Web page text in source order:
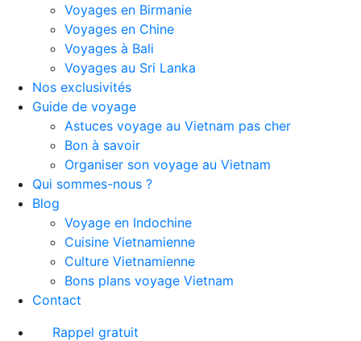
Voyages en Birmanie
Voyages en Chine
Voyages à Bali
Voyages au Sri Lanka
Nos exclusivités
Guide de voyage
Astuces voyage au Vietnam pas cher
Bon à savoir
Organiser son voyage au Vietnam
Qui sommes-nous ?
Blog
Voyage en Indochine
Cuisine Vietnamienne
Culture Vietnamienne
Bons plans voyage Vietnam
Contact
Rappel gratuit